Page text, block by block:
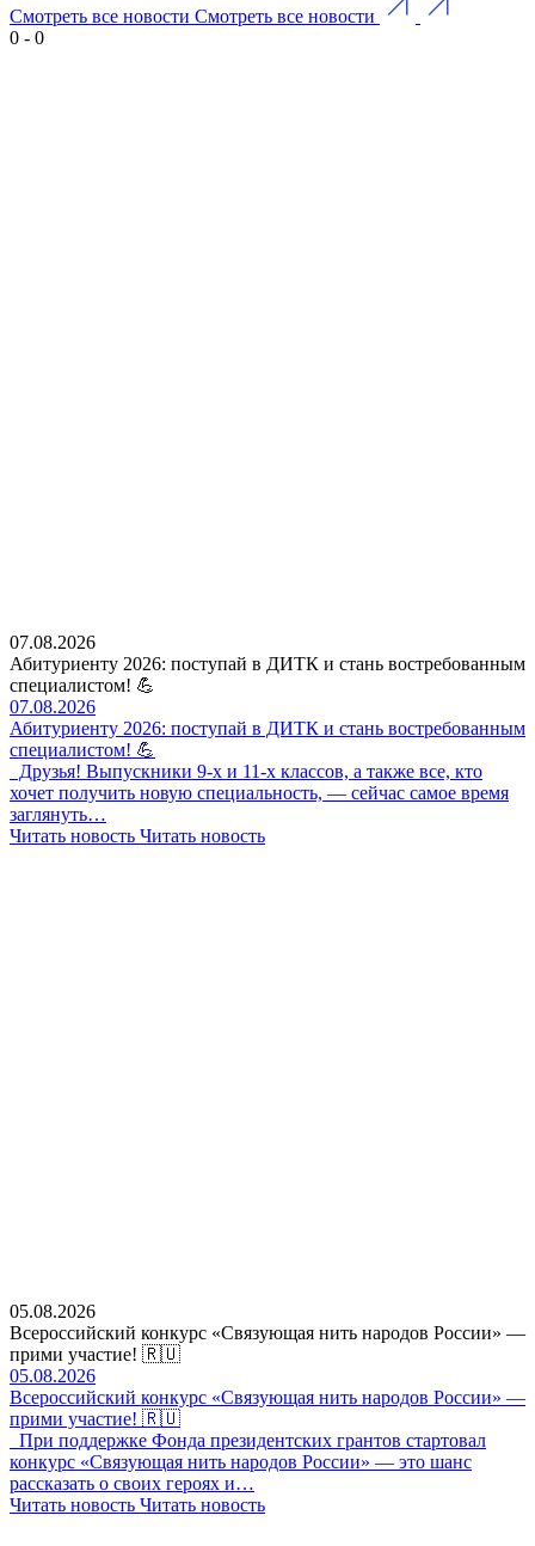
Смотреть все новости Смотреть все новости
0 - 0
07.08.2026
Абитуриенту 2026: поступай в ДИТК и стань востребованным
специалистом! 💪
07.08.2026
Абитуриенту 2026: поступай в ДИТК и стань востребованным
специалистом! 💪
Друзья! Выпускники 9-х и 11-х классов, а также все, кто
хочет получить новую специальность, — сейчас самое время
заглянуть…
Читать новость Читать новость
05.08.2026
Всероссийский конкурс «Связующая нить народов России» —
прими участие! 🇷🇺
05.08.2026
Всероссийский конкурс «Связующая нить народов России» —
прими участие! 🇷🇺
При поддержке Фонда президентских грантов стартовал
конкурс «Связующая нить народов России» — это шанс
рассказать о своих героях и…
Читать новость Читать новость